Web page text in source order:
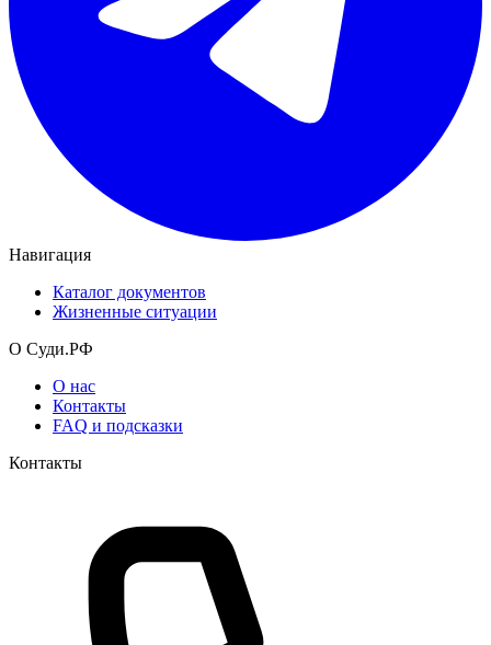
Навигация
Каталог документов
Жизненные ситуации
О Суди.РФ
О нас
Контакты
FAQ и подсказки
Контакты